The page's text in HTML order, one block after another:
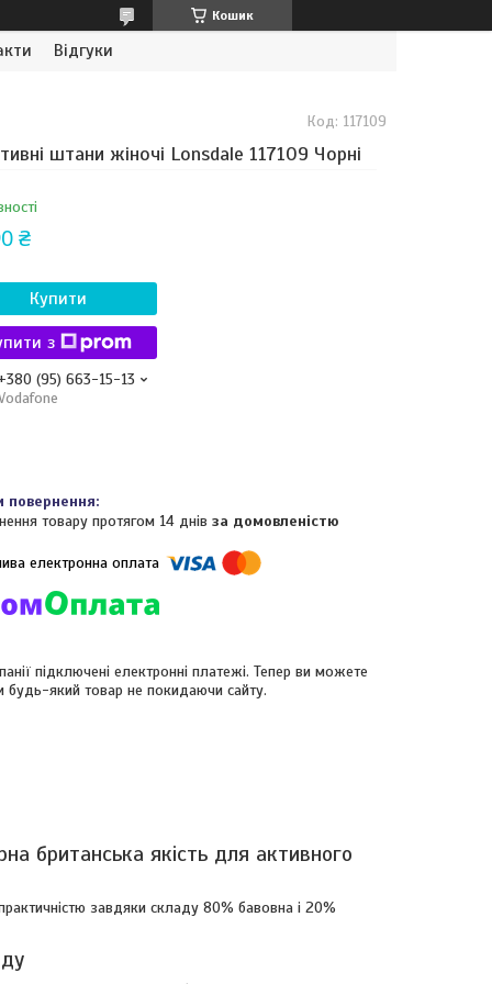
Кошик
Відгуки
штани жіночі Lonsdale 117109 Чорні
Код: 117109
₴
Купити
з
(95) 663-15-13
товару протягом 14 днів за домовленістю
підключені електронні платежі. Тепер ви можете
будь-який товар не покидаючи сайту.
британська якість для активного
завдяки складу 80% бавовна і 20%